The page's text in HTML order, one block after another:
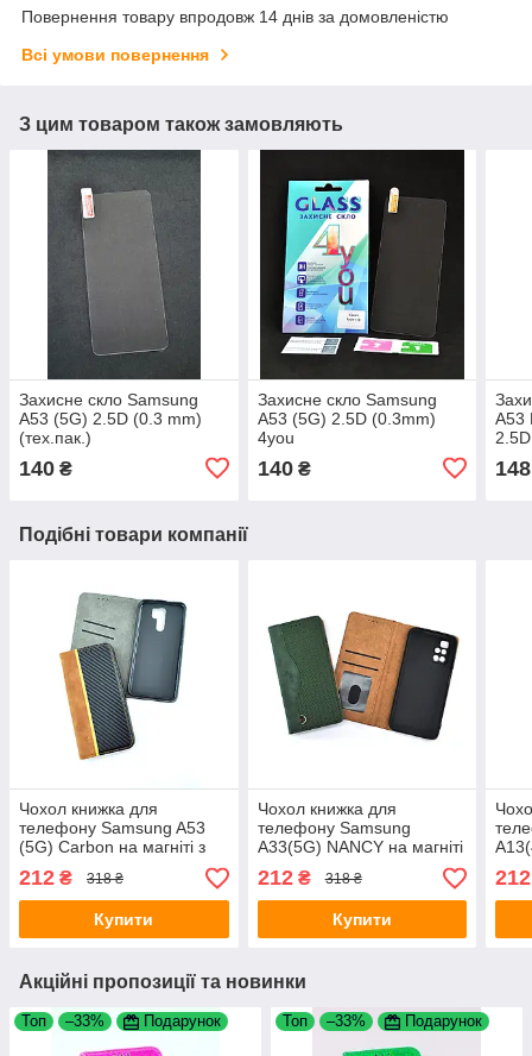
Повернення товару впродовж 14 днів за домовленістю
Всі умови повернення
З цим товаром також замовляють
Захисне скло Samsung
A53 (5G) 2.5D (0.3 mm)
(тех.пак.)
140 ₴
Захисне скло Samsung
A53 (5G) 2.5D (0.3mm)
4you
140₴
A53
148
Подібні товари компанії
Чохол книжка для
телефону Samsung A53
(5G) Carbon на магніті з
функцією підставки і
кишенею для карток Light
brown/black 4you
212 ₴ 318 ₴
Купити
Чохол книжка для
телефону Samsung
A33(5G) NANCY на магніті
з функцією підставки і
кишенею для карток
Green 4you
212₴ 318 ₴
Купити
з
212
Акційні пропозиції та новинки
Топ –33% Подарунок Топ –33% Подарунок